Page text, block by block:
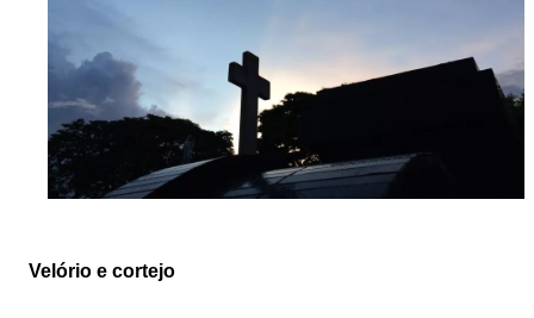
Velório e cortejo